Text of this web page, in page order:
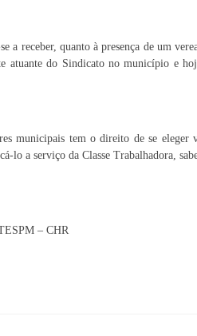
receber, quanto à presença de um
do Sindicato no município e
municipais tem o direito de se eleger
lo a serviço da Classe Trabalhadora,
– CHR